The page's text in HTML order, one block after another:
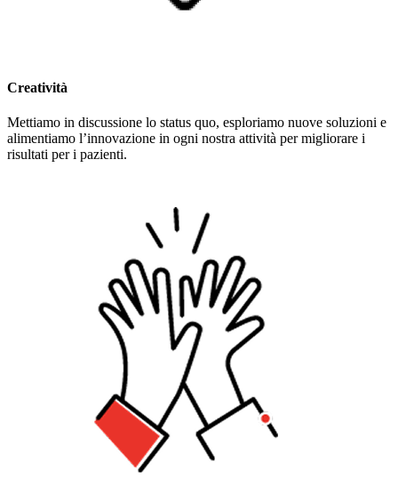
Creatività
Mettiamo in discussione lo status quo, esploriamo nuove soluzioni e
alimentiamo l’innovazione in ogni nostra attività per migliorare i
risultati per i pazienti.